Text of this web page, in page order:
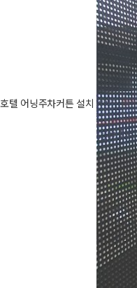
호텔 어닝주차커튼 설치